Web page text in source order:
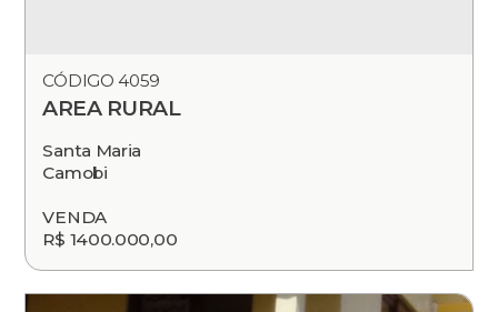
CÓDIGO 4059
AREA RURAL
Santa Maria
Camobi
VENDA
R$ 1400.000,00